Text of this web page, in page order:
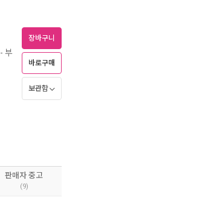
- 부
장바구니
바로구매
보관함
판매자 중고
(9)